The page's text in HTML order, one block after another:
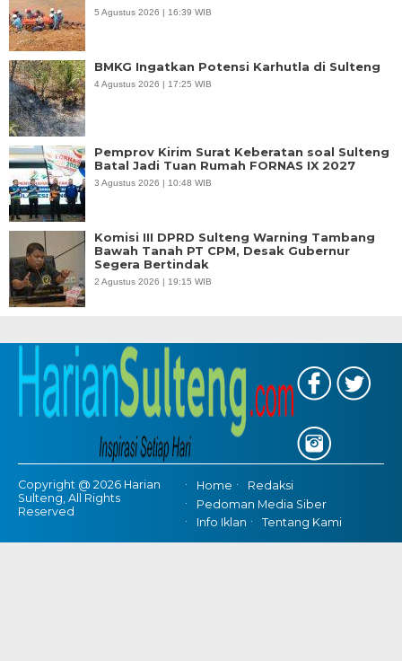
5 Agustus 2026 | 16:39 WIB
BMKG Ingatkan Potensi Karhutla di Sulteng
4 Agustus 2026 | 17:25 WIB
Pemprov Kirim Surat Keberatan soal Sulteng
Batal Jadi Tuan Rumah FORNAS IX 2027
3 Agustus 2026 | 10:48 WIB
Komisi III DPRD Sulteng Warning Tambang
Bawah Tanah PT CPM, Desak Gubernur
Segera Bertindak
2 Agustus 2026 | 19:15 WIB
Copyright @ 2026 Harian
Sulteng, All Rights
Reserved
Home
Redaksi
Pedoman Media Siber
Info Iklan
Tentang Kami